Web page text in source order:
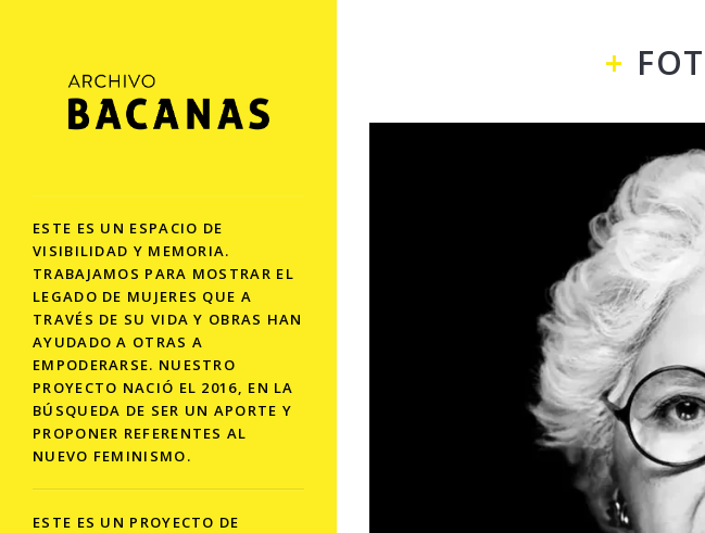
ESTE ES UN ESPACIO DE
VISIBILIDAD Y MEMORIA.
TRABAJAMOS PARA MOSTRAR EL
LEGADO DE MUJERES QUE A
TRAVÉS DE SU VIDA Y OBRAS HAN
AYUDADO A OTRAS A
EMPODERARSE. NUESTRO
PROYECTO NACIÓ EL 2016, EN LA
BÚSQUEDA DE SER UN APORTE Y
PROPONER REFERENTES AL
NUEVO FEMINISMO.
ESTE ES UN PROYECTO DE